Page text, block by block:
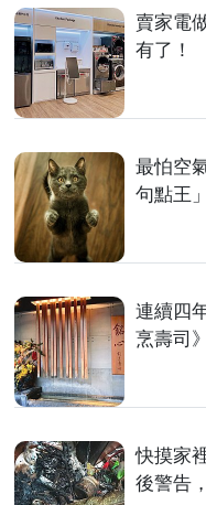
賣家電
有了！
最怕空
句點王」
連續四
烹壽司
快摸家
後警告